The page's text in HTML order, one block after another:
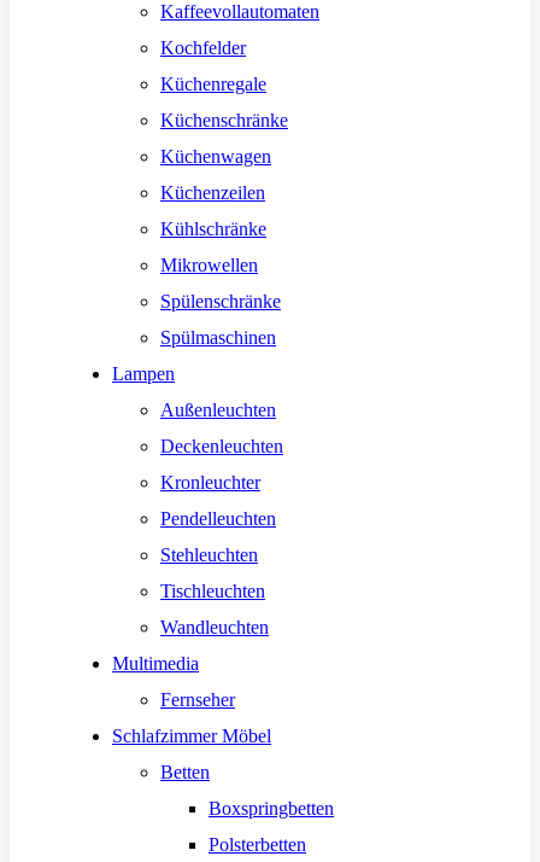
Kaffeevollautomaten
Kochfelder
Küchenregale
Küchenschränke
Küchenwagen
Küchenzeilen
Kühlschränke
Mikrowellen
Spülenschränke
Spülmaschinen
Lampen
Außenleuchten
Deckenleuchten
Kronleuchter
Pendelleuchten
Stehleuchten
Tischleuchten
Wandleuchten
Multimedia
Fernseher
Schlafzimmer Möbel
Betten
Boxspringbetten
Polsterbetten